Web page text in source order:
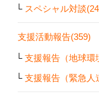
スペシャル対談
支援活動報告(359)
支援報告（地球環
支援報告（緊急人